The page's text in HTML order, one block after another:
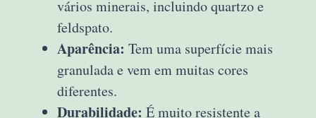
vários minerais, incluindo quartzo e
feldspato.
Aparência: Tem uma superfície mais
granulada e vem em muitas cores
diferentes.
Durabilidade: É muito resistente a